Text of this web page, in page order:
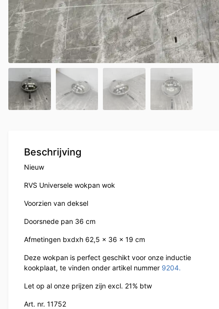
Beschrijving
Nieuw
RVS Universele wokpan wok
Voorzien van deksel
Doorsnede pan 36 cm
Afmetingen bxdxh 62,5 x 36 x 19 cm
Deze wokpan is perfect geschikt voor onze inductie
kookplaat, te vinden onder artikel nummer 9204.
Let op al onze prijzen zijn excl. 21% btw
Art. nr. 11752